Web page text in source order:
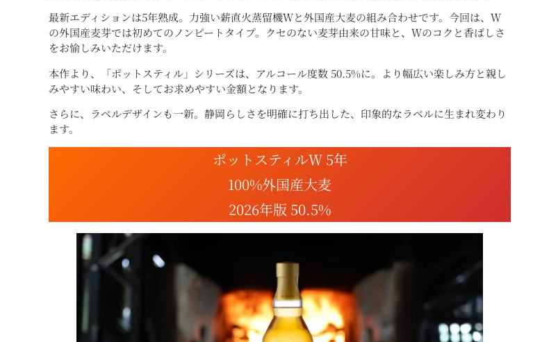
最新エディションは5年熟成。力強い薪直火蒸留機Ｗと外国産大麦の組み合わせです。今回は、Ｗ
の外国産麦芽では初めてのノンピートタイプ。クセのない麦芽由来の甘味と、Ｗのコクと香ばしさ
をお愉しみいただけます。
本作より、「ポットスティル」シリーズは、アルコール度数 50.5%に。より幅広い楽しみ方と親し
みやすい味わい、そしてお求めやすい金額となります。
さらに、ラベルデザインも一新。静岡らしさを明確に打ち出した、印象的なラベルに生まれ変わり
ます。
ポットスティルＷ 5年
100%外国産大麦
2026年版 50.5%